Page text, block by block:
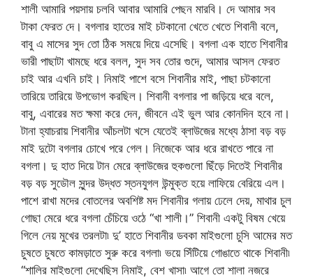
শালী আমারি পয়সায় চলবি আবার আমারি পেছন মারবি। দে আমার সব
টাকা ফেরত দে। বগলার হাতের মাই চটকানো খেতে খেতে শিবানী বলে,
বাবু এ মাসের সুদ তো ঠিক সময়ে দিয়ে এসেছি। বগলা এক হাতে শিবানীর
ভারী পাছাটা খামছে ধরে বলল, সুদ সব তোর গুদে, আমার আসল ফেরত
চাই আর এখনি চাই। নিমাই পাশে বসে শিবানীর মাই, পাছা চটকানো
তারিয়ে তারিয়ে উপভোগ করছিল। শিবানী বগলার পা জড়িয়ে ধরে বলে,
বাবু, এবারের মত ক্ষমা করে দেন, জীবনে এই ভুল আর কোনদিন হবে না।
টানা হ্যাচরায় শিবানীর আঁচলটা খসে যেতেই ব্লাউজের মধ্যে ঠাসা বড় বড়
মাই দুটো বগলার চোখে পরে গেল। নিজেকে আর ধরে রাখতে পারে না
বগলা। দু হাত দিয়ে টান মেরে ব্লাউজের হুকগুলো ছিঁড়ে দিতেই শিবানীর
বড় বড় সুডৌল সুন্দর উদ্ধত স্তনযুগল উন্মুক্ত হয়ে লাফিয়ে বেরিয়ে এল।
পাশে রাখা মদের বোতলের অবশিষ্ট মদ শিবানীর গলায় ঢেলে দেয়, মাথার চুল
গোছা মেরে ধরে বগলা চেঁচিয়ে ওঠে “খা শালী।” শিবানী একটু বিষম খেয়ে
গিলে নেয় মুখের তরলটা৷ দু’ হাতে শিবানীর ডবকা মাইগুলো চুসি আমের মত
চুষতে চুষতে কামড়াতে সুরু করে বগলা৷ ভয়ে সিঁটিয়ে গোঙাতে থাকে শিবানী৷
“শালির মাইগুলো দেখেছিস নিমাই, বেশ খাসা৷ আগে তো শালা নজরে